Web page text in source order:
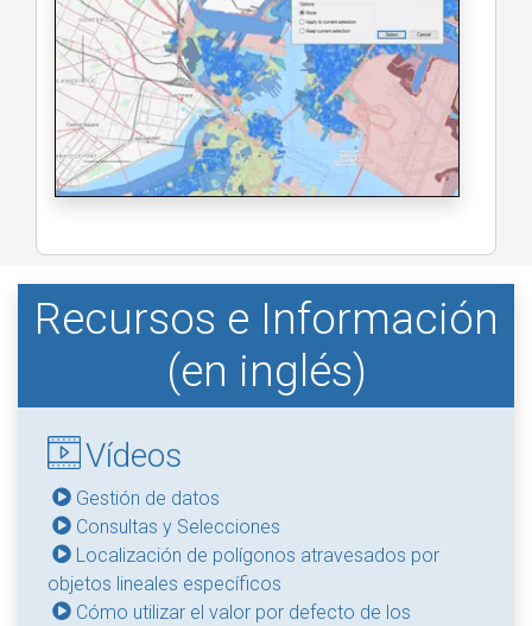
Recursos e Información
(en inglés)
Vídeos
Gestión de datos
Consultas y Selecciones
Localización de polígonos atravesados por
objetos lineales específicos
Cómo utilizar el valor por defecto de los